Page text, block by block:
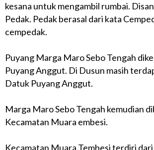
kesana untuk mengambil rumbai.
Pedak. Pedak berasal dari kata
cempedak.
Puyang Marga Maro Sebo Tengah
Puyang Anggut. Di Dusun masih
Datuk Puyang Anggut.
Marga Maro Sebo Tengah kemudian
Kecamatan Muara embesi.
Kecamatan Muara Tembesi terdiri